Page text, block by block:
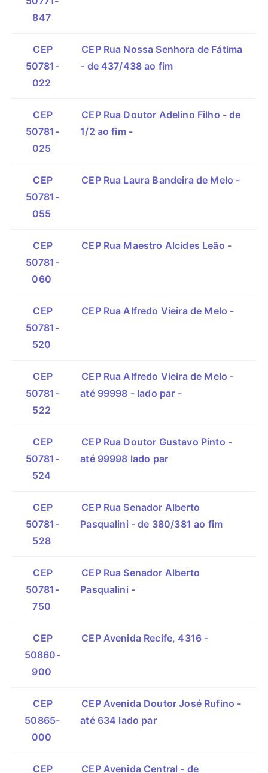
847
CEP
50781-
022
CEP Rua Nossa Senhora de Fátima
- de 437/438 ao fim
CEP
50781-
025
CEP Rua Doutor Adelino Filho - de
1/2 ao fim -
CEP
50781-
055
CEP Rua Laura Bandeira de Melo -
CEP
50781-
060
CEP Rua Maestro Alcides Leão -
CEP
50781-
520
CEP Rua Alfredo Vieira de Melo -
CEP
50781-
522
CEP Rua Alfredo Vieira de Melo -
até 99998 - lado par -
CEP
50781-
524
CEP Rua Doutor Gustavo Pinto -
até 99998 lado par
CEP
50781-
528
CEP Rua Senador Alberto
Pasqualini - de 380/381 ao fim
CEP
50781-
750
CEP Rua Senador Alberto
Pasqualini -
CEP
50860-
900
CEP Avenida Recife, 4316 -
CEP
50865-
000
CEP Avenida Doutor José Rufino -
até 634 lado par
CEP CEP Avenida Central - de